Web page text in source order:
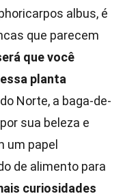
albus, é
que parecem
que você
planta
Norte, a baga-de-
sua beleza e
um papel
de alimento para
curiosidades